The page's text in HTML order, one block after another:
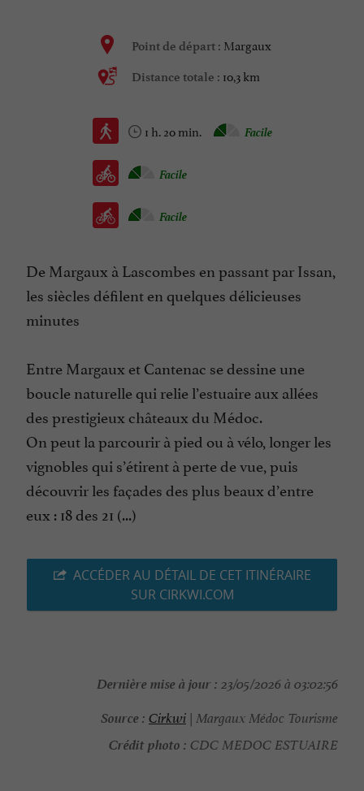
Point de départ : Margaux
Distance totale : 10,3 km
1 h. 20 min. Facile
Facile
Facile
De Margaux à Lascombes en passant par Issan,
les siècles défilent en quelques délicieuses
minutes
Entre Margaux et Cantenac se dessine une
boucle naturelle qui relie l’estuaire aux allées
des prestigieux châteaux du Médoc.
On peut la parcourir à pied ou à vélo, longer les
vignobles qui s’étirent à perte de vue, puis
découvrir les façades des plus beaux d’entre
eux : 18 des 21 (...)
ACCÉDER AU DÉTAIL DE CET ITINÉRAIRE
SUR CIRKWI.COM
Dernière mise à jour : 23/05/2026 à 03:02:56
Source : Cirkwi | Margaux Médoc Tourisme
Crédit photo : CDC MEDOC ESTUAIRE